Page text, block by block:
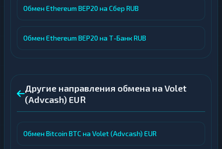
Обмен Ethereum BEP20 на Сбер RUB
Обмен Ethereum BEP20 на Т-Банк RUB
Другие направления обмена на Volet
(Advcash) EUR
Обмен Bitcoin BTC на Volet (Advcash) EUR